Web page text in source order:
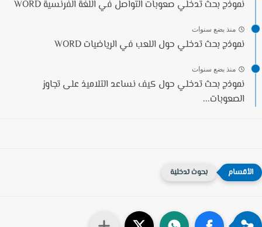
نموذج بحث تدخلي صعوبات التواصل في اللغة الفرنسية WORD
منذ بضع سنوات
نموذج بحث تدخلي حول اللعب في الرياضيات WORD
منذ بضع سنوات
نموذج بحث تدخلي حول كيف نساعد التلاميذ على تجاوز
الصعوبات...
بحوث تدخلية